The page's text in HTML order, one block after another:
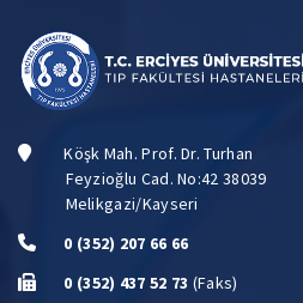
Köşk Mah. Prof. Dr. Turhan
Feyzioğlu Cad. No:42 38039
Melikgazi/Kayseri
0 (352) 207 66 66
0 (352) 437 52 73 (Faks)